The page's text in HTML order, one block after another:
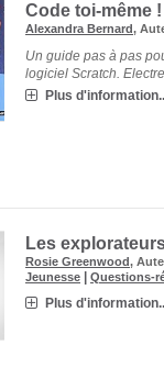
Code toi-même
Alexandra Bernard,
Un guide pas à pas
logiciel Scratch.
Plus
Les
Rosie Greenwood,
Jeunesse |Questions-
Plus